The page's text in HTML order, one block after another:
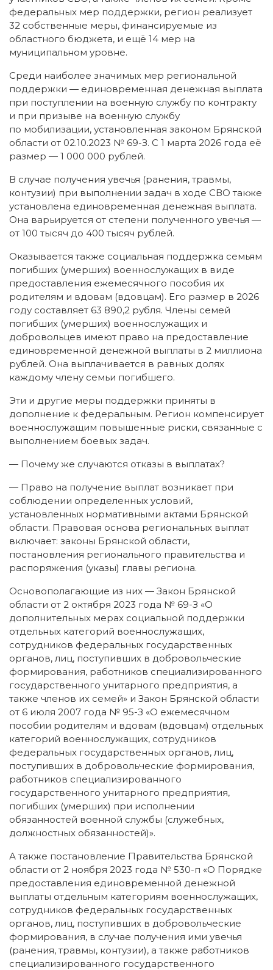
федеральных мер поддержки, регион реализует
32 собственные меры, финансируемые из
областного бюджета, и ещё 14 мер на
муниципальном уровне.
Среди наиболее значимых мер региональной
поддержки — единовременная денежная выплата
при поступлении на военную службу по контракту
и при призыве на военную службу
по мобилизации, установленная законом Брянской
области от 02.10.2023 № 69-З. С 1 марта 2026 года её
размер — 1 000 000 рублей.
В случае получения увечья (ранения, травмы,
контузии) при выполнении задач в ходе СВО также
установлена единовременная денежная выплата.
Она варьируется от степени полученного увечья —
от 100 тысяч до 400 тысяч рублей.
Оказывается также социальная поддержка семьям
погибших (умерших) военнослужащих в виде
предоставления ежемесячного пособия их
родителям и вдовам (вдовцам). Его размер в 2026
году составляет 63 890,2 рубля. Члены семей
погибших (умерших) военнослужащих и
добровольцев имеют право на предоставление
единовременной денежной выплаты в 2 миллиона
рублей. Она выплачивается в равных долях
каждому члену семьи погибшего.
Эти и другие меры поддержки приняты в
дополнение к федеральным. Регион компенсирует
военнослужащим повышенные риски, связанные с
выполнением боевых задач.
— Почему же случаются отказы в выплатах?
— Право на получение выплат возникает при
соблюдении определенных условий,
установленных нормативными актами Брянской
области. Правовая основа региональных выплат
включает: законы Брянской области,
постановления регионального правительства и
распоряжения (указы) главы региона.
Основополагающие из них — Закон Брянской
области от 2 октября 2023 года № 69-З «О
дополнительных мерах социальной поддержки
отдельных категорий военнослужащих,
сотрудников федеральных государственных
органов, лиц, поступивших в добровольческие
формирования, работников специализированного
государственного унитарного предприятия, а
также членов их семей» и Закон Брянской области
от 6 июля 2007 года № 95-З «О ежемесячном
пособии родителям и вдовам (вдовцам) отдельных
категорий военнослужащих, сотрудников
федеральных государственных органов, лиц,
поступивших в добровольческие формирования,
работников специализированного
государственного унитарного предприятия,
погибших (умерших) при исполнении
обязанностей военной службы (служебных,
должностных обязанностей)».
А также постановление Правительства Брянской
области от 2 ноября 2023 года № 530-п «О Порядке
предоставления единовременной денежной
выплаты отдельным категориям военнослужащих,
сотрудников федеральных государственных
органов, лиц, поступивших в добровольческие
формирования, в случае получения ими увечья
(ранения, травмы, контузии), а также работников
специализированного государственного